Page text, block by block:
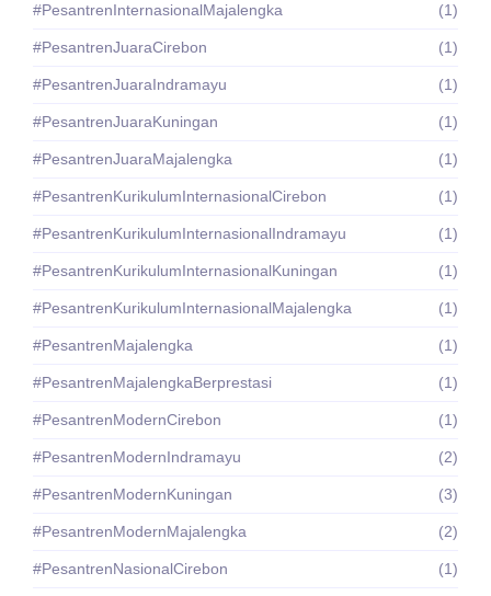
#PesantrenInternasionalMajalengka (1)
#PesantrenJuaraCirebon (1)
#PesantrenJuaraIndramayu (1)
#PesantrenJuaraKuningan (1)
#PesantrenJuaraMajalengka (1)
#PesantrenKurikulumInternasionalCirebon (1)
#PesantrenKurikulumInternasionalIndramayu (1)
#PesantrenKurikulumInternasionalKuningan (1)
#PesantrenKurikulumInternasionalMajalengka (1)
#PesantrenMajalengka (1)
#PesantrenMajalengkaBerprestasi (1)
#PesantrenModernCirebon (1)
#PesantrenModernIndramayu (2)
#PesantrenModernKuningan (3)
#PesantrenModernMajalengka (2)
#PesantrenNasionalCirebon (1)